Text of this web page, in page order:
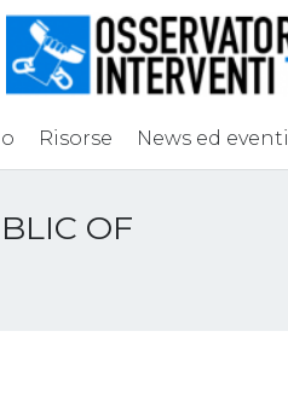
Risorse News ed eventi
OF